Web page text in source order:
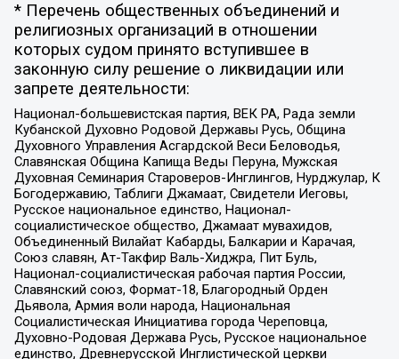
* Перечень общественных объединений и
религиозных организаций в отношении
которых судом принято вступившее в
законную силу решение о ликвидации или
запрете деятельности:
Национал-большевистская партия, ВЕК РА, Рада земли
Кубанской Духовно Родовой Державы Русь, Община
Духовного Управления Асгардской Веси Беловодья,
Славянская Община Капища Веды Перуна, Мужская
Духовная Семинария Староверов-Инглингов, Нурджулар, К
Богодержавию, Таблиги Джамаат, Свидетели Иеговы,
Русское национальное единство, Национал-
социалистическое общество, Джамаат мувахидов,
Объединенный Вилайат Кабарды, Балкарии и Карачая,
Союз славян, Ат-Такфир Валь-Хиджра, Пит Буль,
Национал-социалистическая рабочая партия России,
Славянский союз, Формат-18, Благородный Орден
Дьявола, Армия воли народа, Национальная
Социалистическая Инициатива города Череповца,
Духовно-Родовая Держава Русь, Русское национальное
единство, Древнерусской Инглистической церкви